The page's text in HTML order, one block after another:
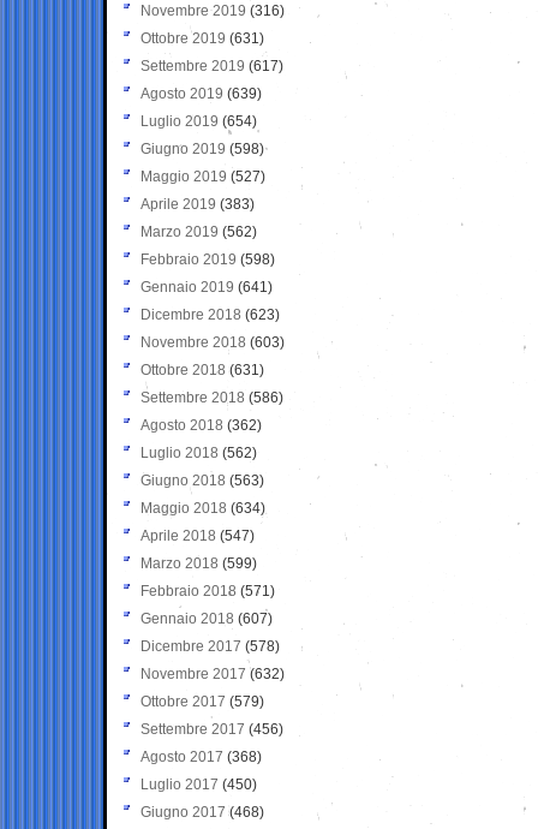
Novembre 2019 (316)
Ottobre 2019 (631)
Settembre 2019 (617)
Agosto 2019 (639)
Luglio 2019 (654)
Giugno 2019 (598)
Maggio 2019 (527)
Aprile 2019 (383)
Marzo 2019 (562)
Febbraio 2019 (598)
Gennaio 2019 (641)
Dicembre 2018 (623)
Novembre 2018 (603)
Ottobre 2018 (631)
Settembre 2018 (586)
Agosto 2018 (362)
Luglio 2018 (562)
Giugno 2018 (563)
Maggio 2018 (634)
Aprile 2018 (547)
Marzo 2018 (599)
Febbraio 2018 (571)
Gennaio 2018 (607)
Dicembre 2017 (578)
Novembre 2017 (632)
Ottobre 2017 (579)
Settembre 2017 (456)
Agosto 2017 (368)
Luglio 2017 (450)
Giugno 2017 (468)